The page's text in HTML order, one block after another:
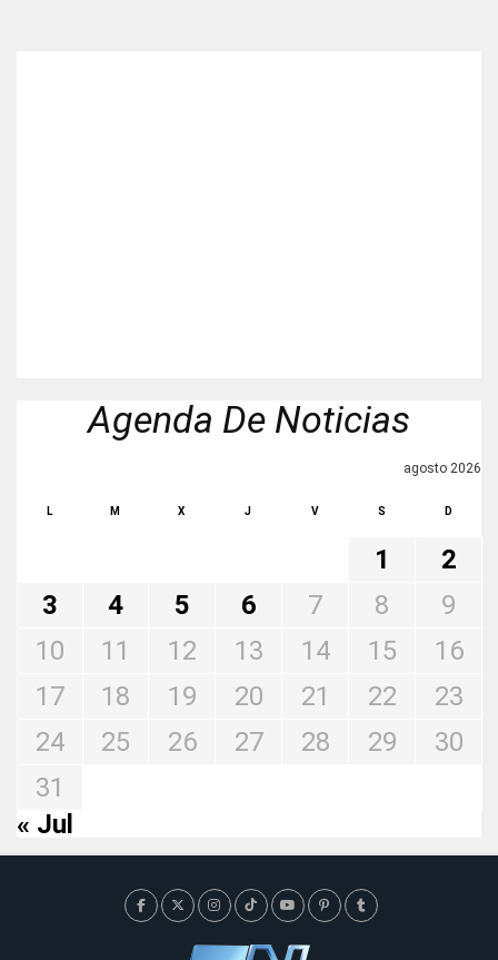
Agenda De Noticias
agosto 2026
L M X J V S D
1
2
3
4 5 6 7 8
9
10
11 12 13 14 15
16
17
18 19 20 21 22
23
24
25 26 27 28 29
30
31
« Jul